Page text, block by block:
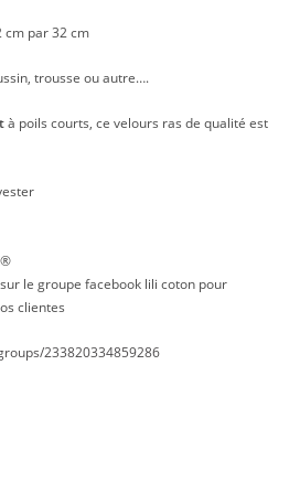
cm par 32 cm
trousse ou autre….
à poils courts, ce velours ras de qualité est
le groupe facebook lili coton pour
clientes
233820334859286